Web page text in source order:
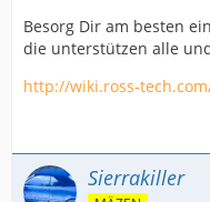
Besorg Dir am besten
die unterstützen alle
http://wiki.ross-
Sierrakiller